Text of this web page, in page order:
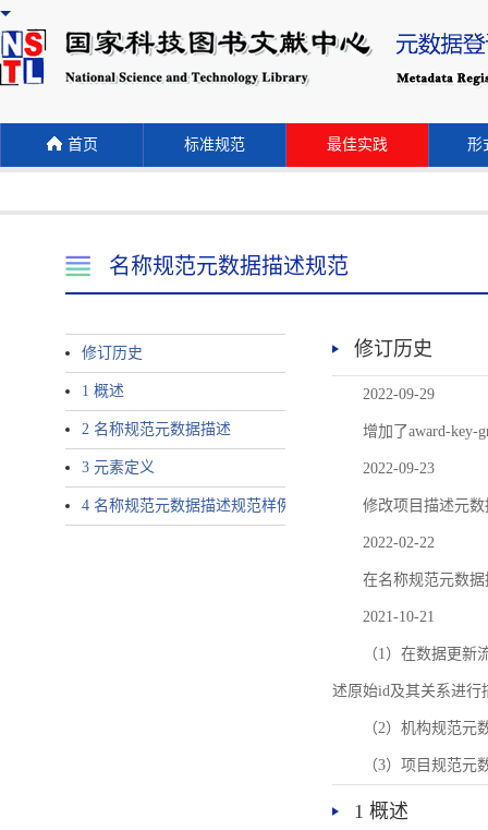
首页 标准规范 最佳实践 形
名称规范元数据描述规范
修订历史
1 概述
2 名称规范元数据描述
3 元素定义
4 名称规范元数据描述规范样例
修订历史
2022-09-29
增加了award-key-
2022-09-23
修改项目描述元
2022-02-22
在名称规范元数
2021-10-21
（1）在数据更
述原始id及其关系进行
（2）机构规范元
（3）项目规范
1 概述